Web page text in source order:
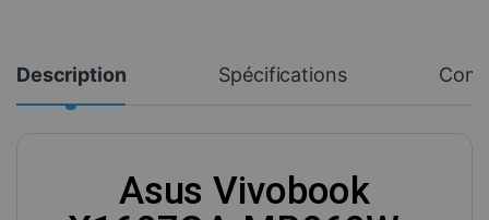
Description Spécifications
Asus Vivobook